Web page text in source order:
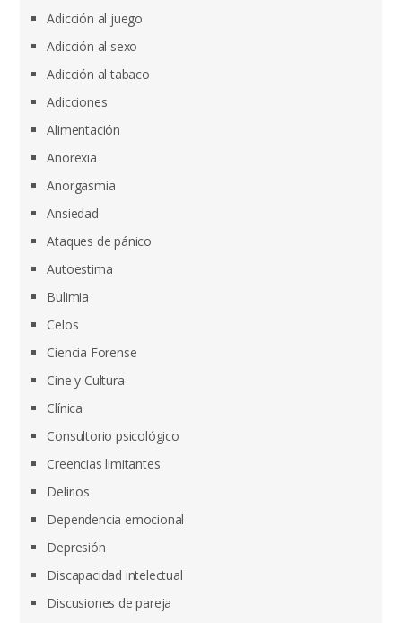
Adicción al juego
Adicción al sexo
Adicción al tabaco
Adicciones
Alimentación
Anorexia
Anorgasmia
Ansiedad
Ataques de pánico
Autoestima
Bulimia
Celos
Ciencia Forense
Cine y Cultura
Clínica
Consultorio psicológico
Creencias limitantes
Delirios
Dependencia emocional
Depresión
Discapacidad intelectual
Discusiones de pareja